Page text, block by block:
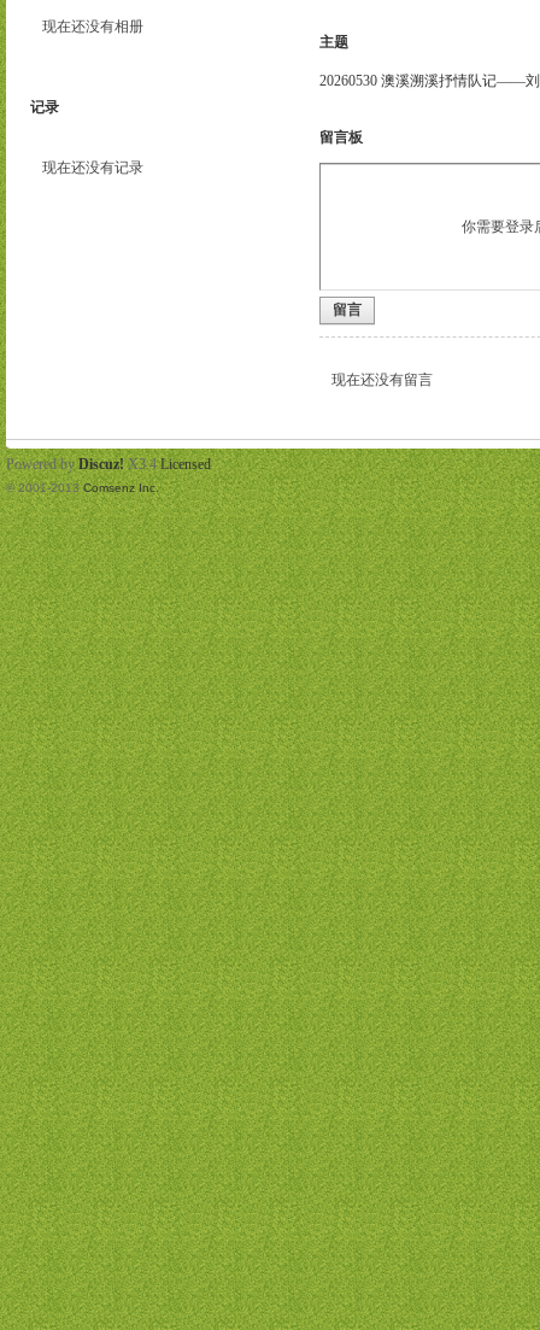
现在还没有相册
记录
现在还没有记录
主题
20260530 澳溪溯溪抒情队记——
留言板
你需要登录
留言
现在还没有留言
Powered byDiscuz! X3.4 Licensed
© 2001-2013Comsenz Inc.